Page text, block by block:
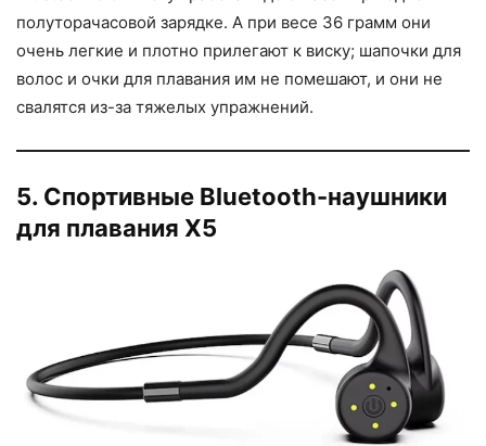
полуторачасовой зарядке. А при весе 36 грамм они
очень легкие и плотно прилегают к виску; шапочки для
волос и очки для плавания им не помешают, и они не
свалятся из-за тяжелых упражнений.
5. Спортивные Bluetooth-наушники
для плавания X5